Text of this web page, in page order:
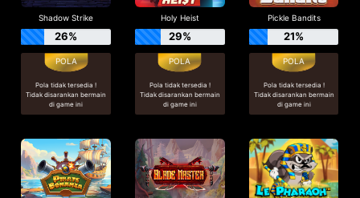
Shadow Strike
26%
Pola tidak tersedia !
Tidak disarankan bermain
di game ini
Holy Heist
29%
Pola tidak tersedia !
Tidak disarankan bermain
di game ini
Pickle Bandits
21%
Pola tidak tersedia !
Tidak disarankan bermain
di game ini